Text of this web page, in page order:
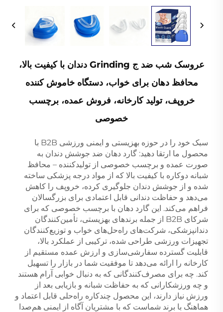
عروسک شب ضد ج Grinding دندان با کیفیت بالا،
محافظ دهان برای خواب، دستگاه خاموش کننده
خروپف، تولید کارخانه، فروش عمده، برچسب
خصوصی
سبک خود را در حوزه بهزیستی و ایمنی ورزشی B2B با
محصول ما ارتقا دهید: گارد دهان ضد جوشش دندان به
صورت عمده و برچسب خصوصی از تولیدکننده – محافظ
شبانه دوکاره با کیفیت بالا که از مواد درجه پزشکی ساخته
شده و از جوشش دندان جلوگیری کرده، خروپف را کاهش
می‌دهد و حفاظت دندانی قابل اعتمادی برای بزرگسالان
فراهم می‌کند. این گارد دهان با برچسب خصوصی که برای
شرکای B2B از جمله برندهای بهزیستی، تأمین‌کنندگان
دندانپزشکی، شرکت‌های راه‌حل‌های خواب و توزیع‌کنندگان
تجهیزات ورزشی طراحی شده، ترکیبی از عملکرد بالا،
قابلیت گسترده سفارشی‌سازی و ارزش عمده مستقیم از
کارخانه را ارائه می‌دهد تا موفقیت شما در بازار را تسهیل
کند. چه برای مصرف‌کنندگانی که به دنبال خوابی آرام هستند
و چه ورزشکارانی که به حفاظت شبانه و بازیابی بعد از
ورزش نیاز دارند، این محصول چندکاره راه‌حلی قابل اعتماد و
هماهنگ با برند شماست که با مشتریان آگاه از ایمنی هم‌صدا